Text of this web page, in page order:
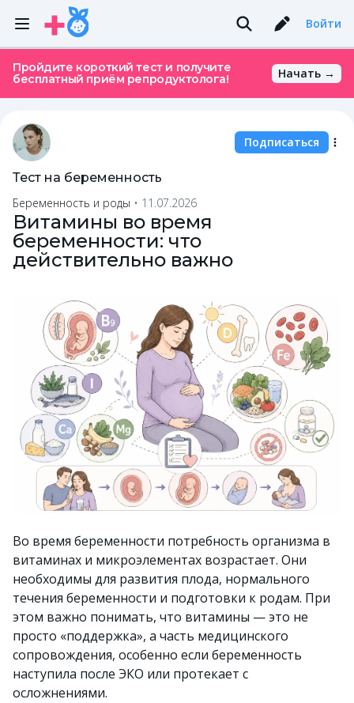
Войти
Пройдите короткий тест и получите
бесплатный приём репродуктолога!
Начать →
Тест на беременность
Подписаться
Беременность и роды • 11.07.2026
Витамины во время
беременности: что
действительно важно
Во время беременности потребность организма в
витаминах и микроэлементах возрастает. Они
необходимы для развития плода, нормального
течения беременности и подготовки к родам. При
этом важно понимать, что витамины — это не
просто «поддержка», а часть медицинского
сопровождения, особенно если беременность
наступила после ЭКО или протекает с
осложнениями.